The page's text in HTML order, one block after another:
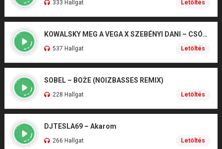
333 Hallgat Letöltés
KOWALSKY MEG A VEGA X SZEBÉNYI DANI – CSÓNAK
537 Hallgat Letöltés
SOBEL – BOŻE (NOIZBASSES REMIX)
228 Hallgat Letöltés
DJTESLA69 – Akarom
266 Hallgat Letöltés